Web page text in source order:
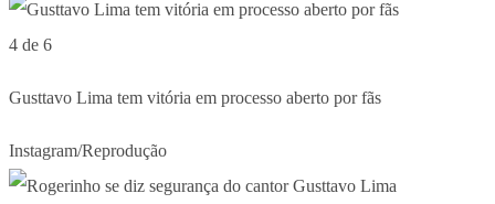
4 de 6
Gusttavo Lima tem vitória em processo aberto por fãs
Instagram/Reprodução